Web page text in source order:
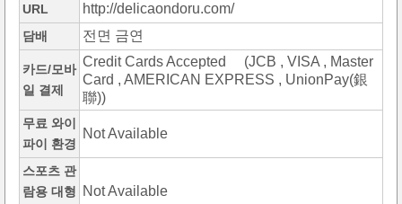
URL http://delicaondoru.com/
담배 전면 금연
카드/모바
일 결제
Credit Cards Accepted (JCB , VISA , Master
Card , AMERICAN EXPRESS , UnionPay(銀
聯))
무료 와이
파이 환경
Not Available
스포츠 관
람용 대형
Not Available